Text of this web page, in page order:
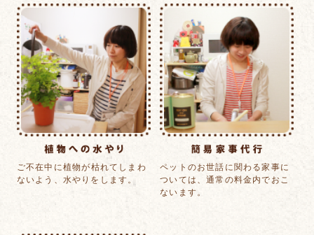
ご不在中に植物が枯れてしまわ
ないよう、 水やりをします。
ペットのお世話に関わる家事に
ついては、通常の料金内でおこ
ないます。